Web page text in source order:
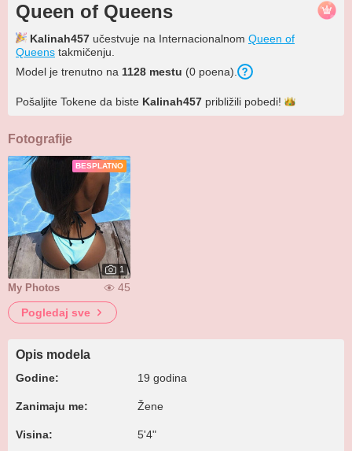
Queen of Queens
Kalinah457 učestvuje na Internacionalnom Queen of
Queens takmičenju.
Model je trenutno na 1128 mestu (0 poena).
Pošaljite Tokene da biste Kalinah457 približili pobedi!
Fotografije
BESPLATNO
1
My Photos
45
Pogledaj sve
Opis modela
Godine: 19 godina
Zanimaju me: Žene
Visina: 5'4"